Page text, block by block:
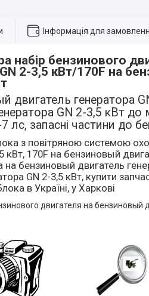
Інформація для
набір бензинового
2-3,5 кВт/170F на
двигатель генератора
GN 2-3,5 кВт
лс, запасні частини до
з повітряною системою
кВт, 170F на бензиновый
на бензиновый двигатель
GN 2-3,5 кВт, купити
в Україні, у Харкові
двигателя на бензиновый